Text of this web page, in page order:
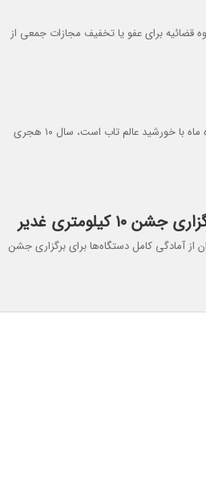
قضائیه برای عفو یا تخفیف مجازات جمعی از
امروز ۱۸ ذی الحجه، سالروز بیعت چندباره ماه با خورشید عالم تاب است، سال ۱۰ هجری
کیلومتری غدیر
از آمادگی کامل دستگاه‌ها برای برگزاری جشن